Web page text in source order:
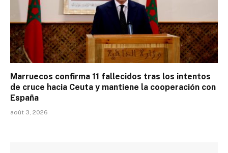
Marruecos confirma 11 fallecidos tras los intentos
de cruce hacia Ceuta y mantiene la cooperación con
España
août 3, 2026